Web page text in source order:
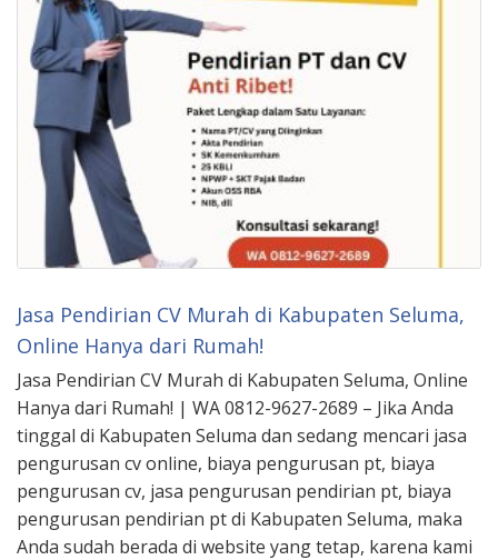
Jasa Pendirian CV Murah di Kabupaten Seluma,
Online Hanya dari Rumah!
Jasa Pendirian CV Murah di Kabupaten Seluma, Online
Hanya dari Rumah! | WA 0812-9627-2689 – Jika Anda
tinggal di Kabupaten Seluma dan sedang mencari jasa
pengurusan cv online, biaya pengurusan pt, biaya
pengurusan cv, jasa pengurusan pendirian pt, biaya
pengurusan pendirian pt di Kabupaten Seluma, maka
Anda sudah berada di website yang tetap, karena kami